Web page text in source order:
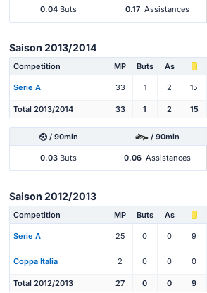
0.04 Buts 0.17 Assistances
Saison 2013/2014
Competition MP Buts As
Serie A 33 1 2 15
Total 2013/2014 33 1 2 15
/ 90min / 90min
0.03 Buts 0.06 Assistances
Saison 2012/2013
Competition MP Buts As
Serie A 25 0 0 9
Coppa Italia 2 0 0 0
Total 2012/2013 27 0 0 9